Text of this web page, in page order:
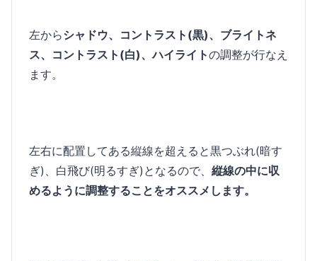
左からシャドウ、コントラスト(黒)、ブライトネ
ス、コントラスト(白)、ハイライトの調整が行なえ
ます。
左右に配置してある縦線を超えると黒つぶれ(暗す
ぎ)、白飛び(明るすぎ)となるので、 縦線の中に収
めるように調整することをオススメします。